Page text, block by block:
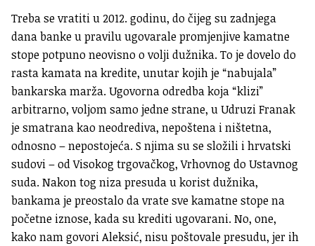
Treba se vratiti u 2012. godinu, do čijeg su zadnjega
dana banke u pravilu ugovarale promjenjive kamatne
stope potpuno neovisno o volji dužnika. To je dovelo do
rasta kamata na kredite, unutar kojih je “nabujala”
bankarska marža. Ugovorna odredba koja “klizi”
arbitrarno, voljom samo jedne strane, u Udruzi Franak
je smatrana kao neodrediva, nepoštena i ništetna,
odnosno – nepostojeća. S njima su se složili i hrvatski
sudovi – od Visokog trgovačkog, Vrhovnog do Ustavnog
suda. Nakon tog niza presuda u korist dužnika,
bankama je preostalo da vrate sve kamatne stope na
početne iznose, kada su krediti ugovarani. No, one,
kako nam govori Aleksić, nisu poštovale presudu, jer ih